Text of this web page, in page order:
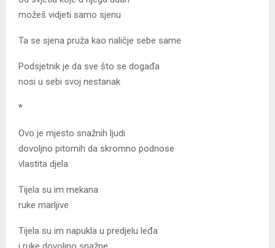
možeš vidjeti samo sjenu
Ta se sjena pruža kao naličje sebe same
Podsjetnik je da sve što se događa
nosi u sebi svoj nestanak
*
Ovo je mjesto snažnih ljudi
dovoljno pitomih da skromno podnose
vlastita djela
Tijela su im mekana
ruke marljive
Tijela su im napukla u predjelu leđa